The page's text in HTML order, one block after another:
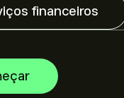
financeiros
de mercado,
recente para os
nas